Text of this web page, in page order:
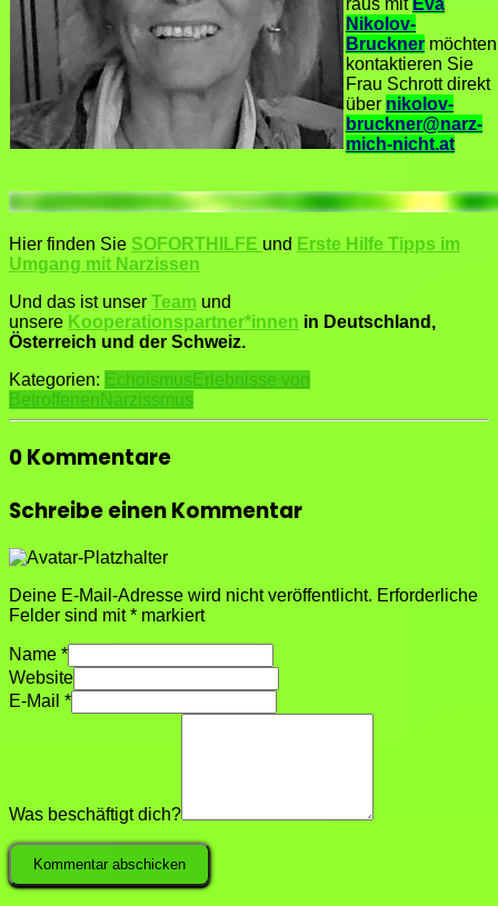
Nikolov-
Bruckner
kontaktieren Sie
Frau Schrott direkt
über nikolov-
bruckner@narz-
mich-nicht.at
Hier finden Sie SOFORTHILFE und Erste Hilfe Tipps im
Umgang mit Narzissen
Und das ist unser Team und
unsere Kooperationspartner*innen in Deutschland,
Österreich und der Schweiz.
Kategorien: Echoismus Erlebnisse von
Betroffenen Narzissmus
0 Kommentare
Schreibe einen Kommentar
Deine E-Mail-Adresse wird nicht veröffentlicht. Erforderliche
Felder sind mit* markiert
Name *
Website
E-Mail *
Was beschäftigt dich?